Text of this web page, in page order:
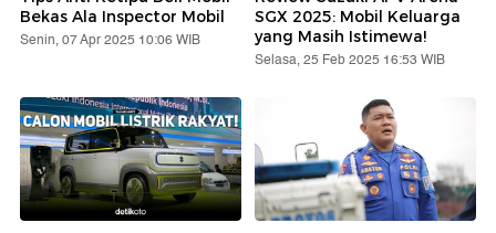
Bekas Ala Inspector Mobil
Senin, 07 Apr 2025 10:06 WIB
SGX 2025: Mobil Keluarga
yang Masih Istimewa!
Selasa, 25 Feb 2025 16:53 WIB